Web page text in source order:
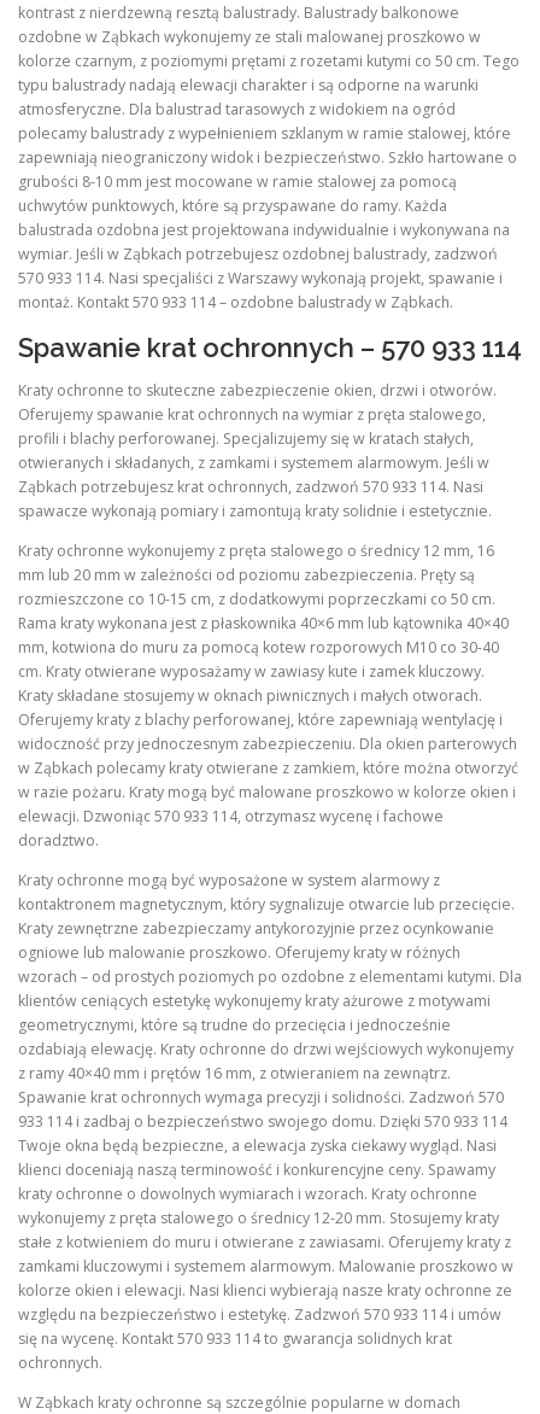
kontrast z nierdzewną resztą balustrady. Balustrady balkonowe
ozdobne w Ząbkach wykonujemy ze stali malowanej proszkowo w
kolorze czarnym, z poziomymi prętami z rozetami kutymi co 50 cm. Tego
typu balustrady nadają elewacji charakter i są odporne na warunki
atmosferyczne. Dla balustrad tarasowych z widokiem na ogród
polecamy balustrady z wypełnieniem szklanym w ramie stalowej, które
zapewniają nieograniczony widok i bezpieczeństwo. Szkło hartowane o
grubości 8-10 mm jest mocowane w ramie stalowej za pomocą
uchwytów punktowych, które są przyspawane do ramy. Każda
balustrada ozdobna jest projektowana indywidualnie i wykonywana na
wymiar. Jeśli w Ząbkach potrzebujesz ozdobnej balustrady, zadzwoń
570 933 114. Nasi specjaliści z Warszawy wykonają projekt, spawanie i
montaż. Kontakt 570 933 114 – ozdobne balustrady w Ząbkach.
Spawanie krat ochronnych – 570 933 114
Kraty ochronne to skuteczne zabezpieczenie okien, drzwi i otworów.
Oferujemy spawanie krat ochronnych na wymiar z pręta stalowego,
profili i blachy perforowanej. Specjalizujemy się w kratach stałych,
otwieranych i składanych, z zamkami i systemem alarmowym. Jeśli w
Ząbkach potrzebujesz krat ochronnych, zadzwoń 570 933 114. Nasi
spawacze wykonają pomiary i zamontują kraty solidnie i estetycznie.
Kraty ochronne wykonujemy z pręta stalowego o średnicy 12 mm, 16
mm lub 20 mm w zależności od poziomu zabezpieczenia. Pręty są
rozmieszczone co 10-15 cm, z dodatkowymi poprzeczkami co 50 cm.
Rama kraty wykonana jest z płaskownika 40×6 mm lub kątownika 40×40
mm, kotwiona do muru za pomocą kotew rozporowych M10 co 30-40
cm. Kraty otwierane wyposażamy w zawiasy kute i zamek kluczowy.
Kraty składane stosujemy w oknach piwnicznych i małych otworach.
Oferujemy kraty z blachy perforowanej, które zapewniają wentylację i
widoczność przy jednoczesnym zabezpieczeniu. Dla okien parterowych
w Ząbkach polecamy kraty otwierane z zamkiem, które można otworzyć
w razie pożaru. Kraty mogą być malowane proszkowo w kolorze okien i
elewacji. Dzwoniąc 570 933 114, otrzymasz wycenę i fachowe
doradztwo.
Kraty ochronne mogą być wyposażone w system alarmowy z
kontaktronem magnetycznym, który sygnalizuje otwarcie lub przecięcie.
Kraty zewnętrzne zabezpieczamy antykorozyjnie przez ocynkowanie
ogniowe lub malowanie proszkowo. Oferujemy kraty w różnych
wzorach – od prostych poziomych po ozdobne z elementami kutymi. Dla
klientów ceniących estetykę wykonujemy kraty ażurowe z motywami
geometrycznymi, które są trudne do przecięcia i jednocześnie
ozdabiają elewację. Kraty ochronne do drzwi wejściowych wykonujemy
z ramy 40×40 mm i prętów 16 mm, z otwieraniem na zewnątrz.
Spawanie krat ochronnych wymaga precyzji i solidności. Zadzwoń 570
933 114 i zadbaj o bezpieczeństwo swojego domu. Dzięki 570 933 114
Twoje okna będą bezpieczne, a elewacja zyska ciekawy wygląd. Nasi
klienci doceniają naszą terminowość i konkurencyjne ceny. Spawamy
kraty ochronne o dowolnych wymiarach i wzorach. Kraty ochronne
wykonujemy z pręta stalowego o średnicy 12-20 mm. Stosujemy kraty
stałe z kotwieniem do muru i otwierane z zawiasami. Oferujemy kraty z
zamkami kluczowymi i systemem alarmowym. Malowanie proszkowo w
kolorze okien i elewacji. Nasi klienci wybierają nasze kraty ochronne ze
względu na bezpieczeństwo i estetykę. Zadzwoń 570 933 114 i umów
się na wycenę. Kontakt 570 933 114 to gwarancja solidnych krat
ochronnych.
W Ząbkach kraty ochronne są szczególnie popularne w domach